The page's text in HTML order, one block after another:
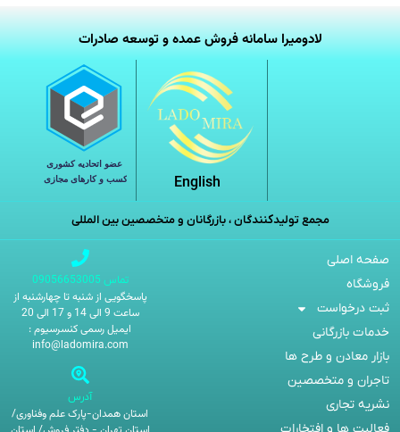
لادومیرا سامانه فروش عمده و توسعه صادرات
English
مجمع تولیدکنندگان ، بازرگانان و متخصصین بین المللی
صفحه اصلی
فروشگاه
ثبت درخواست
خدمات بازرگانی
بازار معادن و طرح ها
تاجران و متخصصین
نشریه تجاری
تماس 09056653005
پاسخگویی از شنبه تا چهارشنبه از
ساعت 9 الی 14 و 17 الی 20
ایمیل رسمی کنسرسیوم :
info@ladomira.com
آدرس
استان همدان-پارک علم وفناوری/